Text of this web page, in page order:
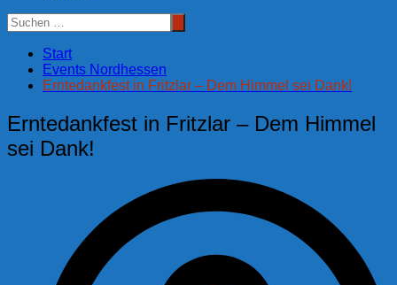
Start
Events Nordhessen
Erntedankfest in Fritzlar – Dem Himmel sei Dank!
Erntedankfest in Fritzlar – Dem Himmel
sei Dank!